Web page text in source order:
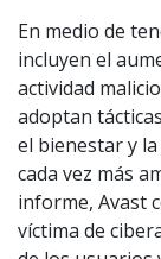
En medio de
incluyen el
actividad
adoptan
el bienestar y
cada vez más
informe, Avast
víctima de